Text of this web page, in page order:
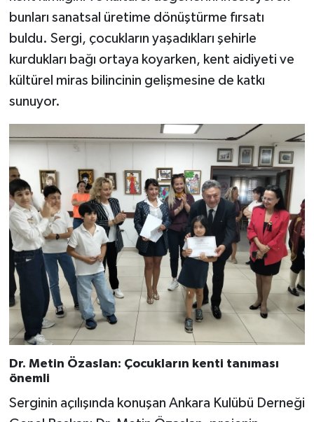
bunları sanatsal üretime dönüştürme fırsatı
buldu. Sergi, çocukların yaşadıkları şehirle
kurdukları bağı ortaya koyarken, kent aidiyeti ve
kültürel miras bilincinin gelişmesine de katkı
sunuyor.
Dr. Metin Özaslan: Çocukların kenti tanıması
önemli
Serginin açılışında konuşan Ankara Kulübü Derneği